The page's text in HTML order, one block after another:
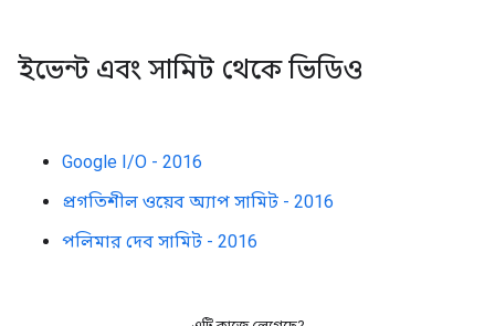
ইভেন্ট এবং সামিট থেকে ভিডিও
Google I/O - 2016
প্রগতিশীল ওয়েব অ্যাপ সামিট - 2016
পলিমার দেব সামিট - 2016